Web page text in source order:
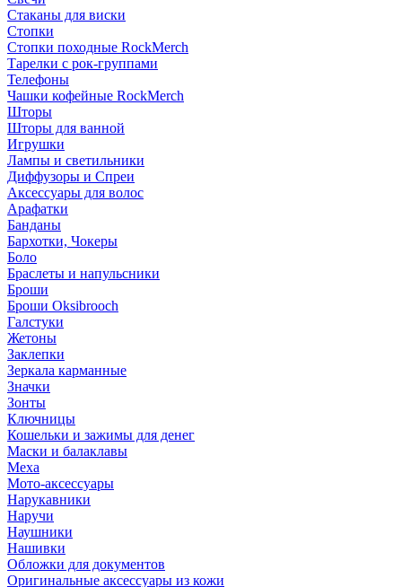
Стаканы для виски
Стопки
Стопки походные RockMerch
Тарелки с рок-группами
Телефоны
Чашки кофейные RockMerch
Шторы
Шторы для ванной
Игрушки
Лампы и светильники
Диффузоры и Спреи
Аксессуары для волос
Арафатки
Банданы
Бархотки, Чокеры
Боло
Браслеты и напульсники
Броши
Броши Oksibrooch
Галстуки
Жетоны
Заклепки
Зеркала карманные
Значки
Зонты
Ключницы
Кошельки и зажимы для денег
Маски и балаклавы
Меха
Мото-аксессуары
Нарукавники
Наручи
Наушники
Нашивки
Обложки для документов
Оригинальные аксессуары из кожи